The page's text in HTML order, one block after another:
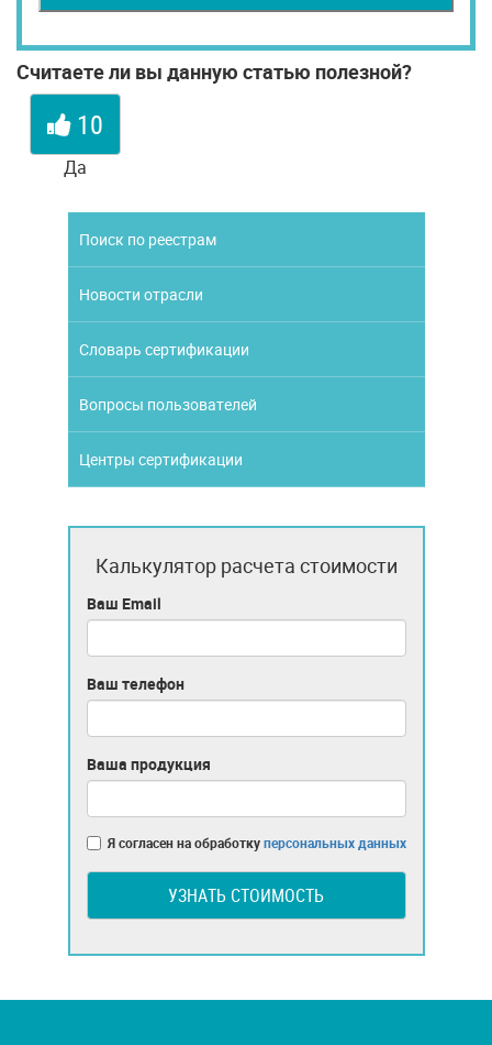
Считаете ли вы данную статью полезной?
10
Да
Поиск по реестрам
Новости отрасли
Словарь сертификации
Вопросы пользователей
Центры сертификации
Калькулятор расчета стоимости
Ваш Email
Ваш телефон
Ваша продукция
Я согласен на обработкуперсональных данных
УЗНАТЬ СТОИМОСТЬ